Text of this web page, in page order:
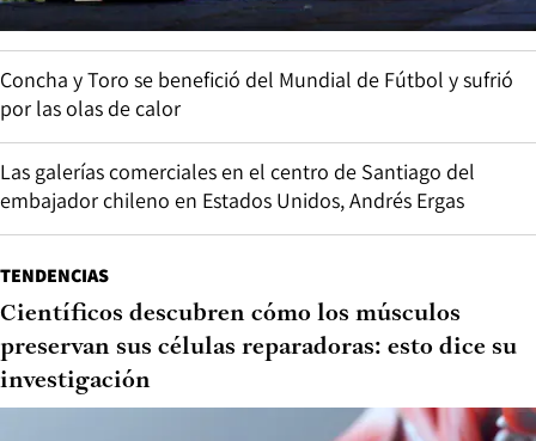
Concha y Toro se benefició del Mundial de Fútbol y sufrió
por las olas de calor
Las galerías comerciales en el centro de Santiago del
embajador chileno en Estados Unidos, Andrés Ergas
TENDENCIAS
Científicos descubren cómo los músculos
preservan sus células reparadoras: esto dice su
investigación